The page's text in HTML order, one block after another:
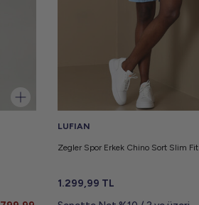
LUFIAN
Zegler Spor Erkek Chino Sort Slim Fit
1.299,99 TL